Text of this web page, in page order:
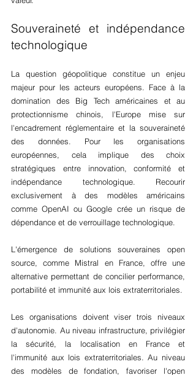
Souveraineté et indépendance
technologique
La question géopolitique constitue un enjeu
majeur pour les acteurs européens. Face à la
domination des Big Tech américaines et au
protectionnisme chinois, l'Europe mise sur
l'encadrement réglementaire et la souveraineté
des données. Pour les organisations
européennes, cela implique des choix
stratégiques entre innovation, conformité et
indépendance technologique. Recourir
exclusivement à des modèles américains
comme OpenAI ou Google crée un risque de
dépendance et de verrouillage technologique.
L'émergence de solutions souveraines open
source, comme Mistral en France, offre une
alternative permettant de concilier performance,
portabilité et immunité aux lois extraterritoriales.
Les organisations doivent viser trois niveaux
d'autonomie. Au niveau infrastructure, privilégier
la sécurité, la localisation en France et
l'immunité aux lois extraterritoriales. Au niveau
des modèles de fondation, favoriser l'open